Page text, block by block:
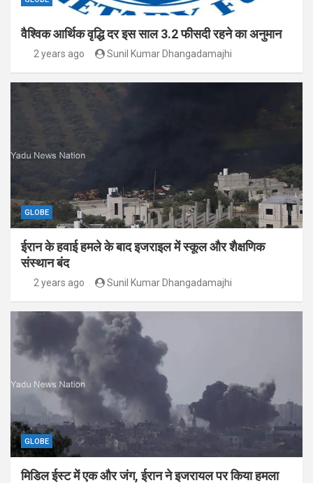
वैश्विक आर्थिक वृद्धि दर इस साल 3.2 फीसदी रहने का अनुमान
2 years ago Sunil Kumar Dhangadamajhi
GLOBE
ईरान के हवाई हमले के बाद इजराइल में स्कूल और शैक्षणिक
संस्थान बंद
2 years ago Sunil Kumar Dhangadamajhi
GLOBE
मिडिल ईस्ट में एक और जंग, ईरान ने इजरायल पर किया हमला